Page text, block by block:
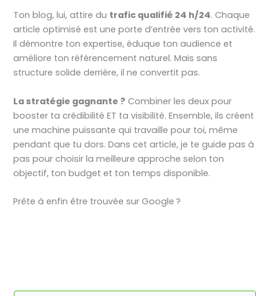
Ton blog, lui, attire du trafic qualifié 24 h/24. Chaque
article optimisé est une porte d’entrée vers ton activité.
Il démontre ton expertise, éduque ton audience et
améliore ton référencement naturel. Mais sans
structure solide derrière, il ne convertit pas.
La stratégie gagnante ? Combiner les deux pour
booster ta crédibilité ET ta visibilité. Ensemble, ils créent
une machine puissante qui travaille pour toi, même
pendant que tu dors. Dans cet article, je te guide pas à
pas pour choisir la meilleure approche selon ton
objectif, ton budget et ton temps disponible.
Prête à enfin être trouvée sur Google ?